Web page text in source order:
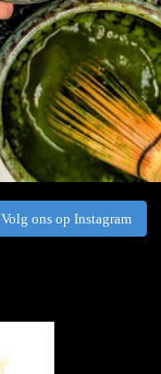
Volg ons op Instagram